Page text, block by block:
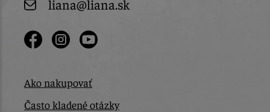
liana@liana.sk
Ako nakupovať
Často kladené otázky